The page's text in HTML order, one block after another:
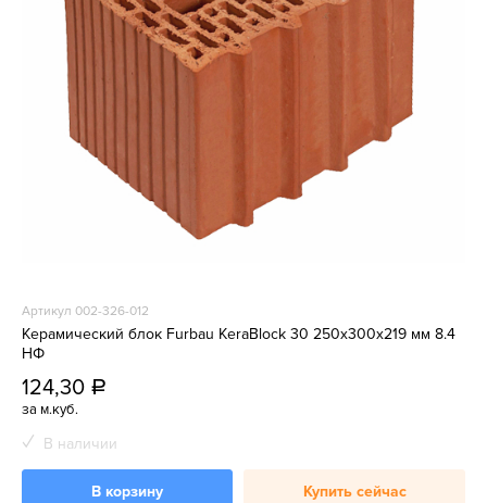
Артикул 002-326-012
Керамический блок Furbau KeraBlock 30 250х300х219 мм 8.4
НФ
124,30 a
за м.куб.
В наличии
В корзину Купить сейчас